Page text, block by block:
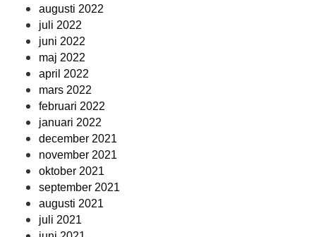
augusti 2022
juli 2022
juni 2022
maj 2022
april 2022
mars 2022
februari 2022
januari 2022
december 2021
november 2021
oktober 2021
september 2021
augusti 2021
juli 2021